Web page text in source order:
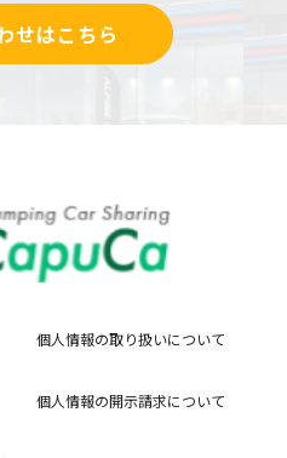
せはこちら
個人情報の取り扱いについて
個人情報の開示請求について